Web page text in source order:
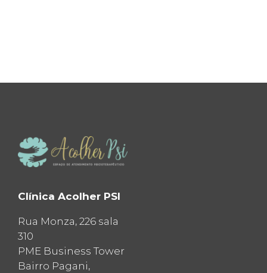
Clínica Acolher PSI
Rua Monza, 226 sala
310
PME Business Tower
Bairro Pagani,